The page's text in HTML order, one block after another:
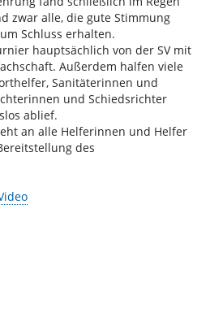
zwar alle, die gute Stimmung
Schluss erhalten.
hauptsächlich von der SV mit
Außerdem halfen viele
Sanitäterinnen und
und Schiedsrichter
ablief.
an alle Helferinnen und Helfer
des